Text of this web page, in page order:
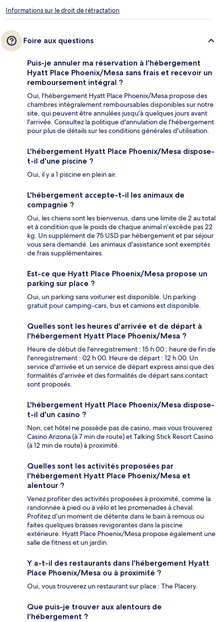
Informations sur le droit de rétractation
Foire aux questions
Puis-je annuler ma réservation à l'hébergement
Hyatt Place Phoenix/Mesa sans frais et recevoir un
remboursement intégral ?
Oui, l'hébergement Hyatt Place Phoenix/Mesa propose des
chambres intégralement remboursables disponibles sur notre
site, qui peuvent être annulées jusqu'à quelques jours avant
l'arrivée. Consultez la politique d'annulation de l'hébergement
pour plus de détails sur les conditions générales d'utilisation.
L'hébergement Hyatt Place Phoenix/Mesa dispose-
t-il d'une piscine ?
Oui, il y a 1 piscine en plein air.
L'hébergement accepte-t-il les animaux de
compagnie ?
Oui, les chiens sont les bienvenus, dans une limite de 2 au total
et à condition que le poids de chaque animal n’excède pas 22
kg. Un supplément de 75 USD par hébergement et par séjour
vous sera demandé. Les animaux d'assistance sont exemptés
de frais supplémentaires.
Est-ce que Hyatt Place Phoenix/Mesa propose un
parking sur place ?
Oui, un parking sans voiturier est disponible. Un parking
gratuit pour camping-cars, bus et camions est disponible.
Quelles sont les heures d'arrivée et de départ à
l'hébergement Hyatt Place Phoenix/Mesa ?
Heure de début de l'enregistrement : 15 h 00 ; heure de fin de
l'enregistrement : 02 h 00. Heure de départ : 12 h 00. Un
service d'arrivée et un service de départ express ainsi que des
formalités d'arrivée et des formalités de départ sans contact
sont proposés.
L'hébergement Hyatt Place Phoenix/Mesa dispose-
t-il d'un casino ?
Non, cet hôtel ne possède pas de casino, mais vous trouverez
Casino Arizona (à 7 min de route) et Talking Stick Resort Casino
(à 12 min de route) à proximité.
Quelles sont les activités proposées par
l'hébergement Hyatt Place Phoenix/Mesa et
alentour ?
Venez profiter des activités proposées à proximité, comme la
randonnée à pied ou à vélo et les promenades à cheval.
Profitez d’un moment de détente dans le bain à remous ou
faites quelques brasses revigorantes dans la piscine
extérieure. Hyatt Place Phoenix/Mesa propose également une
salle de fitness et un jardin.
Y a-t-il des restaurants dans l'hébergement Hyatt
Place Phoenix/Mesa ou à proximité ?
Oui, vous trouverez un restaurant sur place : The Placery.
Que puis-je trouver aux alentours de
l'hébergement ?